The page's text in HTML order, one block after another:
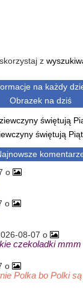
z
na każdy
Obrazek na dziś
świętują
o
o
08-07 o
czekoladki
o
Polka bo Polki